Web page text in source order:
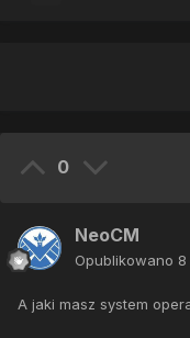
0
NeoCM
Opublikowano 8
A jaki masz system